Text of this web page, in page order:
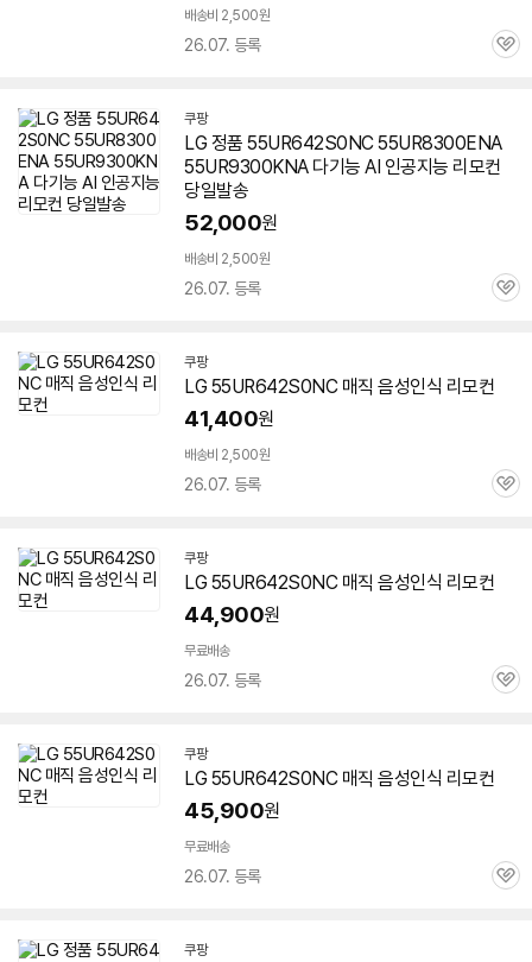
배송비 2,500원
26.07. 등록
관
쿠팡
LG 정품 55UR642S0NC55UR8300ENA
55UR9300KNA 다기능 AI 인공지능 리모컨
당일발송
52,000원
배송비 2,500원
26.07. 등록
관
쿠팡
LG 55UR642S0NC매직 음성인식 리모컨
41,400원
배송비 2,500원
26.07. 등록
관
쿠팡
LG 55UR642S0NC매직 음성인식 리모컨
44,900원
무료배송
26.07. 등록
관
쿠팡
LG 55UR642S0NC매직 음성인식 리모컨
45,900원
무료배송
26.07. 등록
관
쿠팡